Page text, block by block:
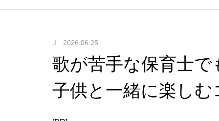
2026.06.25
歌が苦手な保育士で
子供と一緒に楽しむ